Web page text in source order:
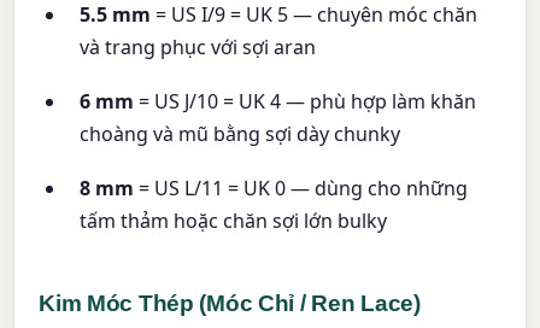
5.5 mm = US I/9 = UK 5 — chuyên móc chăn
và trang phục với sợi aran
6 mm = US J/10 = UK 4 — phù hợp làm khăn
choàng và mũ bằng sợi dày chunky
8 mm = US L/11 = UK 0 — dùng cho những
tấm thảm hoặc chăn sợi lớn bulky
Kim Móc Thép (Móc Chỉ / Ren Lace)